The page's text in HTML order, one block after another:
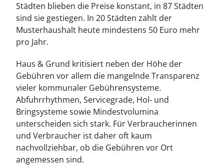
Städten blieben die Preise konstant, in 87 Städten
sind sie gestiegen. In 20 Städten zahlt der
Musterhaushalt heute mindestens 50 Euro mehr
pro Jahr.
Haus & Grund kritisiert neben der Höhe der
Gebühren vor allem die mangelnde Transparenz
vieler kommunaler Gebührensysteme.
Abfuhrrhythmen, Servicegrade, Hol- und
Bringsysteme sowie Mindestvolumina
unterscheiden sich stark. Für Verbraucherinnen
und Verbraucher ist daher oft kaum
nachvollziehbar, ob die Gebühren vor Ort
angemessen sind.